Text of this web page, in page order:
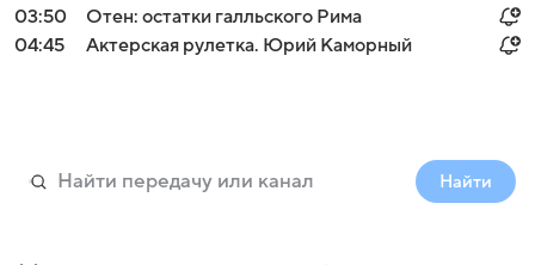
03:50
Отен: остатки галльского Рима
04:45
Актерская рулетка. Юрий Каморный
Найти